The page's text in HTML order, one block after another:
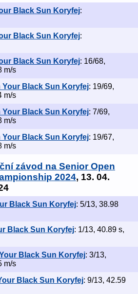
Black Sun Koryfej:
Black Sun Koryfej:
Black Sun Koryfej: 16/68,
m/s
Your Black Sun Koryfej: 19/69,
m/s
Your Black Sun Koryfej: 7/69,
m/s
Your Black Sun Koryfej: 19/67,
m/s
závod na Senior Open
2024, 13. 04.
Black Sun Koryfej: 5/13, 38.98
Black Sun Koryfej: 1/13, 40.89 s,
Black Sun Koryfej: 3/13,
m/s
Black Sun Koryfej: 9/13, 42.59